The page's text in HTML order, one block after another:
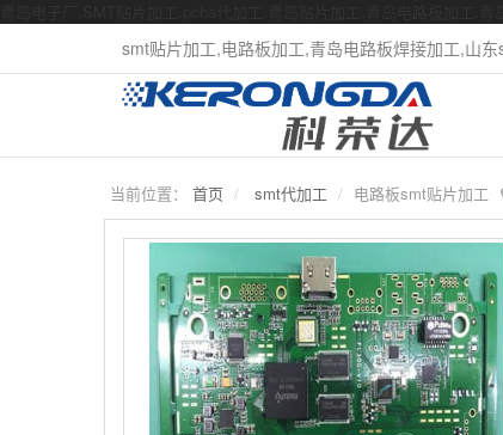
smt贴片加工,电路板加工,青岛电路板焊接加工,山
当前位置： 首页 smt代加工 电路板smt贴片加工